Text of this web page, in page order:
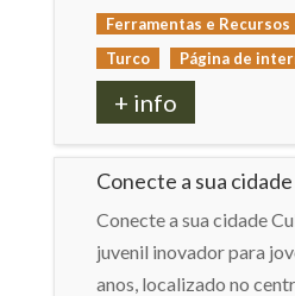
Ferramentas e Recursos
Turco
Página de
+ info
Conecte a sua
Conecte a sua cidade
juvenil inovador para
anos, localizado no